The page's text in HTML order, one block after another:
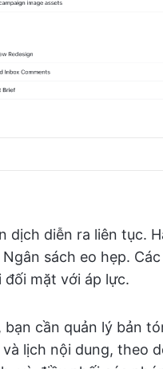
dịch diễn ra liên tục.
Ngân sách eo hẹp.
đối mặt với áp lực.
bạn cần quản lý bản
lịch nội dung, theo